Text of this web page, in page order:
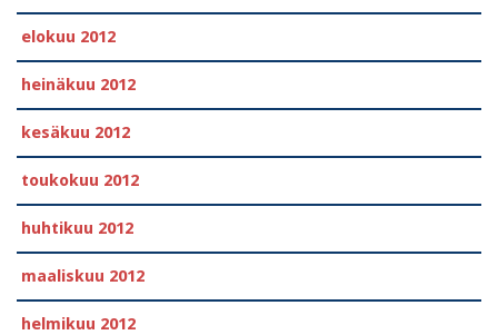
elokuu 2012
heinäkuu 2012
kesäkuu 2012
toukokuu 2012
huhtikuu 2012
maaliskuu 2012
helmikuu 2012